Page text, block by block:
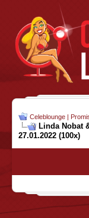
Celeblounge |
Linda Nobat
27.01.2022 (100x)